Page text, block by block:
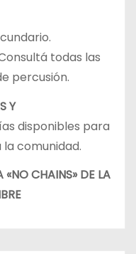
todas las
percusión.
Y
disponibles para
comunidad.
CHAINS» DE LA